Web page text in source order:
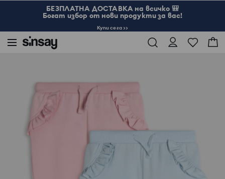
БЕЗПЛАТНА ДОСТАВКА на всичко 🎒
Богат избор от нови продукти за вас!
Купи сега >>